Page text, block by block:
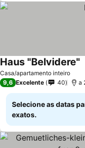
Casa/apartamento inteiro
Haus "Belvidere"
9,6 Excelente 40 a
Selecione as datas
exatos.